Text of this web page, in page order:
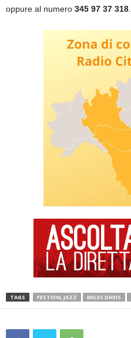
oppure al numero 345 97 37 318.
TAGS FESTIVAL JAZZ MILES DAVIS